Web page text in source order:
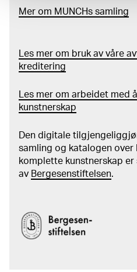
Mer om MUNCHs samling
Les mer om bruk av våre
kreditering
Les mer om arbeidet med
kunstnerskap
Den digitale
samling og katalogen over
komplette kunstnerskap
av Bergesenstiftelsen.